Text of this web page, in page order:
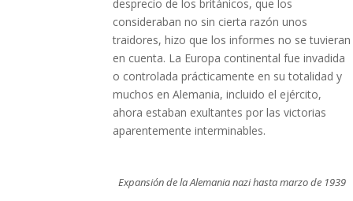
desprecio de los británicos, que los
consideraban no sin cierta razón unos
traidores, hizo que los informes no se tuvieran
en cuenta. La Europa continental fue invadida
o controlada prácticamente en su totalidad y
muchos en Alemania, incluido el ejército,
ahora estaban exultantes por las victorias
aparentemente interminables.
Expansión de la Alemania nazi hasta marzo de 1939